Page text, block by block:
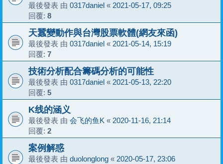
最後發表 由 0317daniel « 2021-05-17, 09:25
回覆: 8
天蠶變動作與台灣股票軟體(網友來函)
最後發表 由 0317daniel « 2021-05-14, 15:19
回覆: 7
技術分析配合籌碼分析的可能性
最後發表 由 0317daniel « 2021-05-13, 22:20
回覆: 5
K线的涵义
最後發表 由 会飞的鱼K « 2020-11-16, 21:14
回覆: 2
案例解惑
最後發表 由 duolonglong « 2020-05-17, 23:06